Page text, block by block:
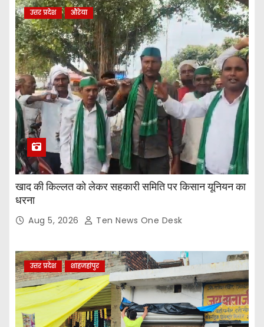
उत्तर प्रदेश औरेया
खाद की किल्लत को लेकर सहकारी समिति पर किसान यूनियन का
धरना
Aug 5, 2026 Ten News One Desk
उत्तर प्रदेश शाहजहांपुर